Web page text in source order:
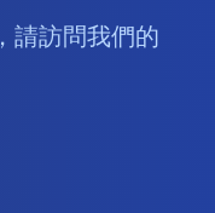
請訪問我們的